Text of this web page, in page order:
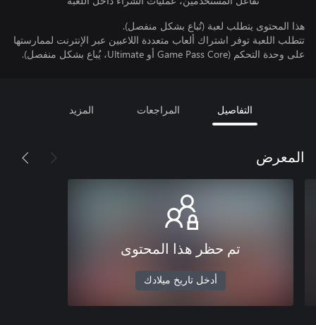
هذا المحتوى يتطلب لعبة (تُباع بشكل منفصل).
تتطلب اللعبة توفر اشتراك ألعاب متعددة اللاعبين عبر الإنترنت لممارستها
على وحدة التحكم (Game Pass Core أو Ultimate، يُباع بشكل منفصل).
التفاصيل المراجعات المزيد
المعرض
تم حظر هذا المحتوى
أدخل تاريخ ميلادك